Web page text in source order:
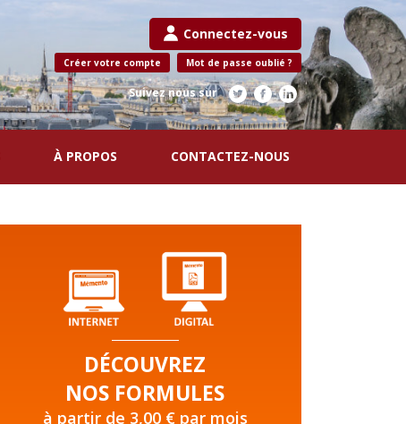
Connectez-vous
Créer votre compte Mot de passe oublié ?
Suivez nous sur
À PROPOS CONTACTEZ-NOUS
DÉCOUVREZ
NOS FORMULES
à partir de 3,00 € par mois